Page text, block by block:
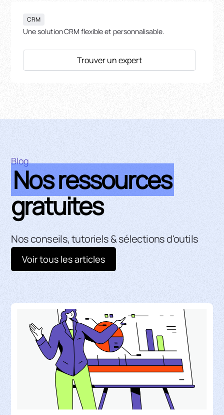
CRM
Une solution CRM flexible et personnalisable.
Trouver un expert
Blog
Nos ressources
gratuites
Nos conseils, tutoriels & sélections d'outils
Voir tous les articles